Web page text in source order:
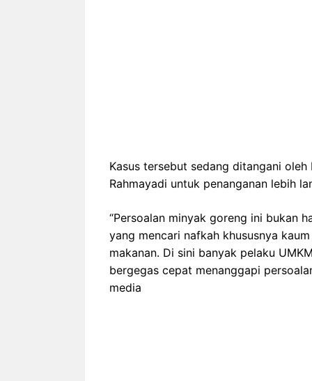
Kasus tersebut sedang ditangani
Rahmayadi untuk penanganan lebih
“Persoalan minyak goreng ini bukan
yang mencari nafkah khususnya
makanan. Di sini banyak pelaku
bergegas cepat menanggapi
media